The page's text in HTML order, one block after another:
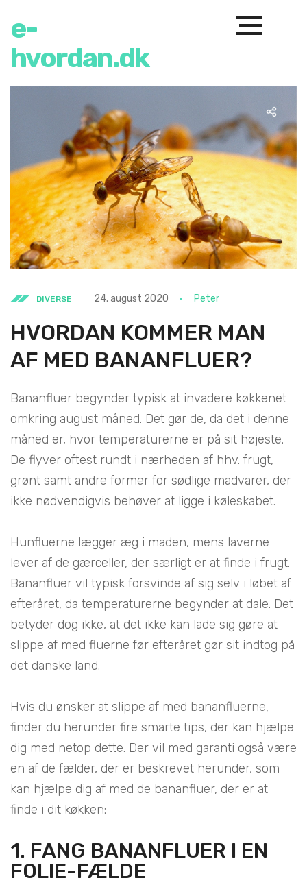
e-
hvordan.dk
DIVERSE 24. august 2020 Peter
HVORDAN KOMMER MAN
AF MED BANANFLUER?
Bananfluer begynder typisk at invadere køkkenet
omkring august måned. Det gør de, da det i denne
måned er, hvor temperaturerne er på sit højeste.
De flyver oftest rundt i nærheden af hhv. frugt,
grønt samt andre former for sødlige madvarer, der
ikke nødvendigvis behøver at ligge i køleskabet.
Hunfluerne lægger æg i maden, mens laverne
lever af de gærceller, der særligt er at finde i frugt.
Bananfluer vil typisk forsvinde af sig selv i løbet af
efteråret, da temperaturerne begynder at dale. Det
betyder dog ikke, at det ikke kan lade sig gøre at
slippe af med fluerne før efteråret gør sit indtog på
det danske land.
Hvis du ønsker at slippe af med bananfluerne,
finder du herunder fire smarte tips, der kan hjælpe
dig med netop dette. Der vil med garanti også være
en af de fælder, der er beskrevet herunder, som
kan hjælpe dig af med de bananfluer, der er at
finde i dit køkken:
1. FANG BANANFLUER I EN
FOLIE-FÆLDE